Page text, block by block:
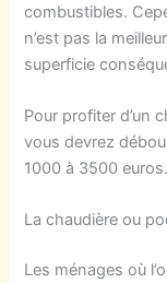
combustibles.
n’est pas la
superficie
Pour profiter d’un
vous devrez
1000 à 3500 euros.
La chaudière ou
Les ménages où